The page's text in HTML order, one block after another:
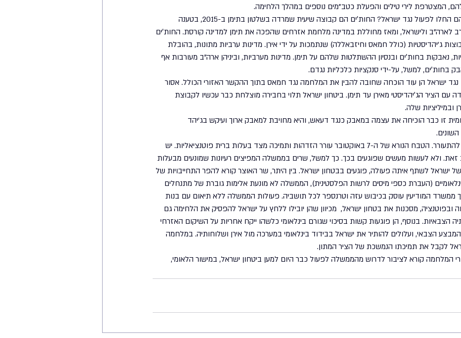
המצטרפת לירי טילים והפעלת כטב"מים נוספים במהלך הלחימה.
מי הם החות׳ים ולמה הם החלו לפעול נגד ישראל? החות׳ים הם קבוצה שיעית שמרדה בשלטון בתימן ב-2015, בטענה
לארה"ב ולישראל, ומאז מחוללת במדינה מלחמת אזרחים שהפכה את תימן למדינה קורסת. החות׳ים
ג'יהדיסטיות (כולל חמאס וחיזבאללה) שנתמכות על ידי אירן. מדינות ערביות מתונות, בהובלת
נאבקות בחות׳ים ובנסיון ההשתלטות שלהם על תימן. מדינות מערביות, וביניהן ארה"ב מעורבות אף
בחות׳ים, למשל, על-ידי סנקציות כלכליות נגדם.
ישראל הן עוד הוכחה שחובה להבין את המלחמה נגד חמאס בתוך ההקשר האזורי הכולל. אסור
עם הציר הג׳יהדיסטי מאירן עד תימן. ביטחון ישראל תלוי בחבירה מוצלחת כבר עכשיו לקבוצת
ובמיליציות שלה.
זו כבר הוכיחה את עצמה במאבק כנגד דעאש, והיא מחויבת למאבק ארוך ועיקש בג'יהד
ממשלת ישראל חייבת להתעורר. הטבח הנורא של ה-7 באוקטובר עורר הזדהות ותמיכה מצד בעלות ברית פוטנציאליות. יש
זאת. ולא לעשות מעשים שפוגעים בכך. כך למשל, שרים בממשלה המפיצים רעיונות שמונעים מבעלות
ישראל לשתף איתה פעולה, פוגעים בבטחון ישראל. בין היתר, שר האוצר קורא להפר התחייבויות של
(העברת כספי מיסים לרשות הפלסטינית), הממשלה לא מונעת אלימות גוברת של מתנחלים
ממשרד המודיעין עוסק בכיבוש עזה וטרנספר לכל תושביה. פעולות הממשלה ללא תיאום עם בנות
ובפוטנציה, מסכנות את בטחון ישראל,  מכיוון שהן יובילו ללחץ על ישראל להפסיק את הלחימה גם
הצבאיות. בנוסף, הן פוגעות קשות בסיכוי שגורם בינלאומי כלשהו ייקח אחריות על השיקום האזרחי
הצבאי, ועלולים להותיר את ישראל בבידוד בינלאומי במערכה מול אירן ושלוחותיה. במלחמה
לקבל את תמיכתו הנמשכת של הציר המתון.
המלחמה קורא לציבור לדרוש מהממשלה לפעול כבר היום למען ביטחון ישראל, במישור הלאומי,